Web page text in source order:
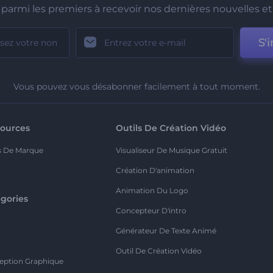
parmi les premiers à recevoir nos dernières nouvelles et
Vous pouvez vous désabonner facilement à tout moment.
De Marque
Graphique
Outils De Création Vidéo
Visualiseur De Musique Gratuit
Création D'animation
Animation Du Logo
Concepteur D'intro
Générateur De Texte Animé
Outil De Création Vidéo